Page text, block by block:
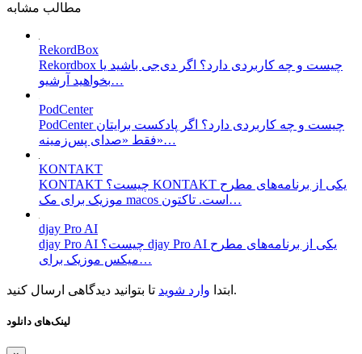
مطالب مشابه
RekordBox
Rekordbox چیست و چه کاربردی دارد؟ اگر دی‌جی باشید یا
بخواهید آرشیو…
PodCenter
PodCenter چیست و چه کاربردی دارد؟ اگر پادکست برایتان
فقط «صدای پس‌زمینه»…
KONTAKT
KONTAKT چیست؟ KONTAKT یکی از برنامه‌های مطرح
موزیک برای مک macos است. تاکتون…
djay Pro AI
djay Pro AI چیست؟ djay Pro AI یکی از برنامه‌های مطرح
میکس موزیک برای…
ابتدا وارد شوید تا بتوانید دیدگاهی ارسال کنید.
لینک‌های دانلود